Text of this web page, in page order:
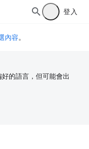
登入
內容。
的語言，但可能會出